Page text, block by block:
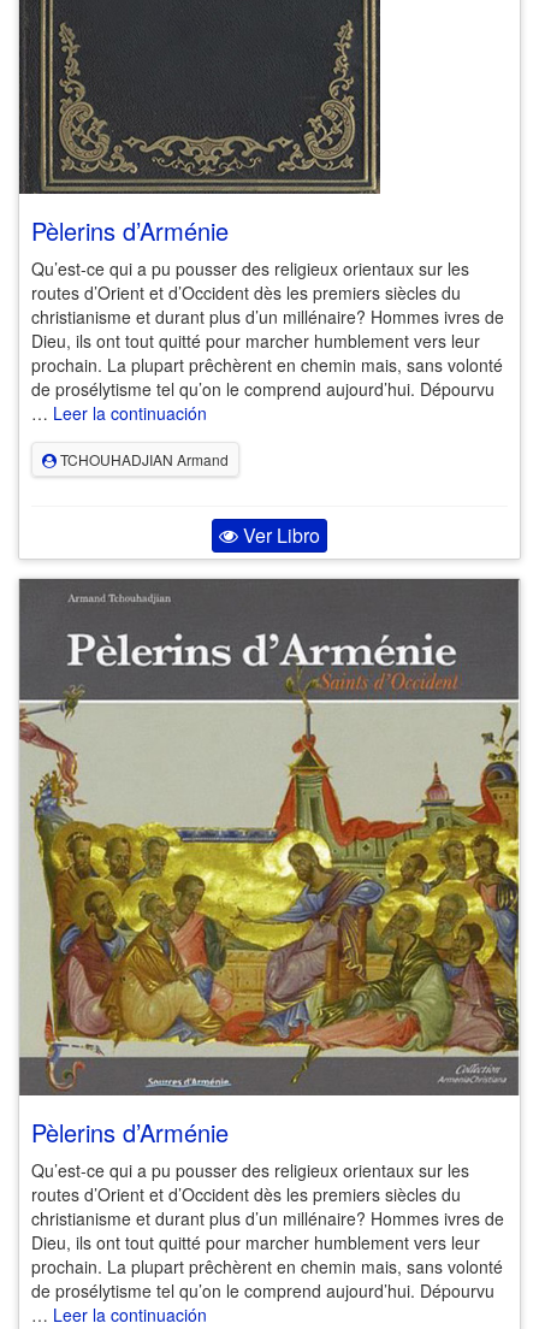
Pèlerins d’Arménie
Qu’est-ce qui a pu pousser des religieux orientaux sur les
routes d’Orient et d’Occident dès les premiers siècles du
christianisme et durant plus d’un millénaire? Hommes ivres de
Dieu, ils ont tout quitté pour marcher humblement vers leur
prochain. La plupart prêchèrent en chemin mais, sans volonté
de prosélytisme tel qu’on le comprend aujourd’hui. Dépourvu
… Leer la continuación
TCHOUHADJIAN Armand
Ver Libro
Pèlerins d’Arménie
Qu’est-ce qui a pu pousser des religieux orientaux sur les
routes d’Orient et d’Occident dès les premiers siècles du
christianisme et durant plus d’un millénaire? Hommes ivres de
Dieu, ils ont tout quitté pour marcher humblement vers leur
prochain. La plupart prêchèrent en chemin mais, sans volonté
de prosélytisme tel qu’on le comprend aujourd’hui. Dépourvu
… Leer la continuación